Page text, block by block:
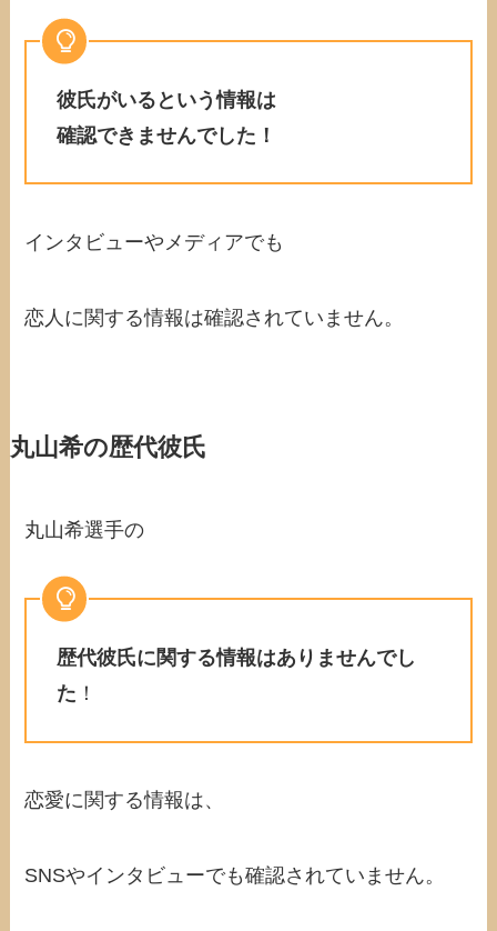
彼氏がいるという情報は
確認できませんでした！
インタビューやメディアでも
恋人に関する情報は確認されていません。
丸山希の歴代彼氏
丸山希選手の
歴代彼氏に関する情報はありませんでし
た ！
恋愛に関する情報は、
SNSやインタビューでも確認されていません。